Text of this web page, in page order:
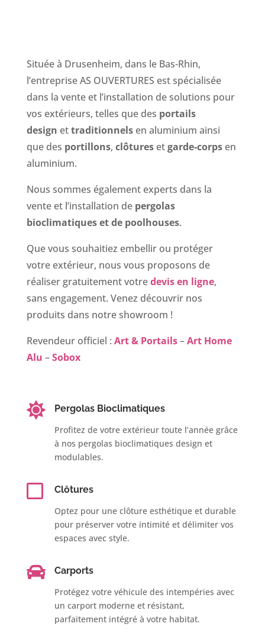
Située à Drusenheim, dans le Bas-Rhin,
l’entreprise AS OUVERTURES est spécialisée
dans la vente et l’installation de solutions pour
vos extérieurs, telles que des portails
design ettraditionnelsen aluminium ainsi
que des portillons, clôturesetgarde-corpsen
aluminium.
Nous sommes également experts dans la
vente et l’installation de pergolas
bioclimatiques et de poolhouses.
Que vous souhaitiez embellir ou protéger
votre extérieur, nous vous proposons de
réaliser gratuitement votredevis en ligne,
sans engagement. Venez découvrir nos
produits dans notre showroom !
Revendeur officiel : Art & Portails–Art Home
Alu –Sobox

Pergolas Bioclimatiques
Profitez de votre extérieur toute l’année grâce
à nos pergolas bioclimatiques design et
modulables.

Clôtures
Optez pour une clôture esthétique et durable
pour préserver votre intimité et délimiter vos
espaces avec style.

Carports
Protégez votre véhicule des intempéries avec
un carport moderne et résistant,
parfaitement intégré à votre habitat.